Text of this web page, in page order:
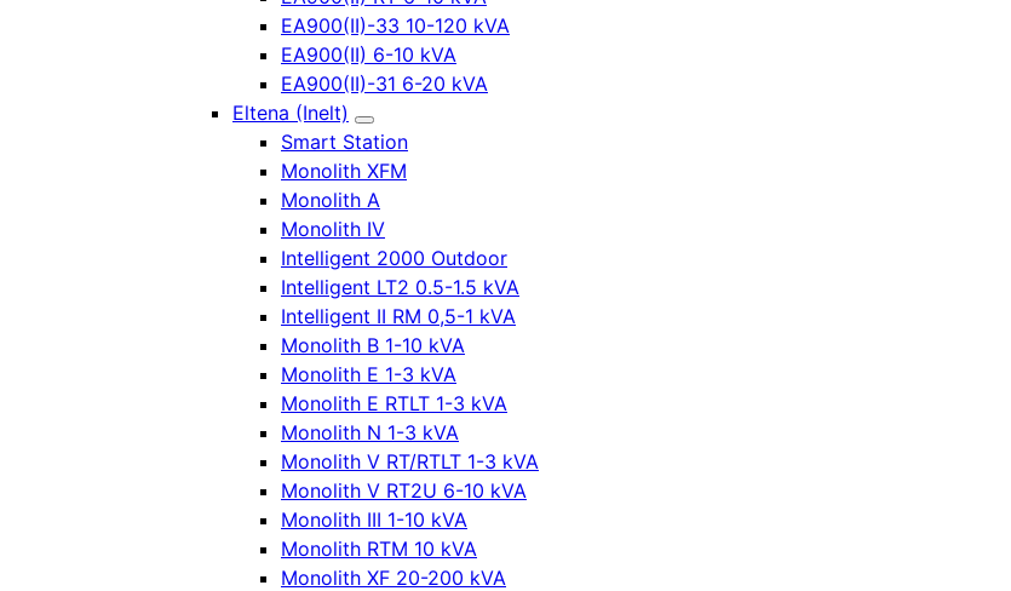
EA900(II)-33 10-120 kVA
EA900(II) 6-10 kVA
EA900(II)-31 6-20 kVA
Eltena (Inelt)
Smart Station
Monolith XFM
Monolith A
Monolith IV
Intelligent 2000 Outdoor
Intelligent LT2 0.5-1.5 kVA
Intelligent II RM 0,5-1 kVA
Monolith B 1-10 kVA
Monolith E 1-3 kVA
Monolith E RTLT 1-3 kVA
Monolith N 1-3 kVA
Monolith V RT/RTLT 1-3 kVA
Monolith V RT2U 6-10 kVA
Monolith III 1-10 kVA
Monolith RTM 10 kVA
Monolith XF 20-200 kVA